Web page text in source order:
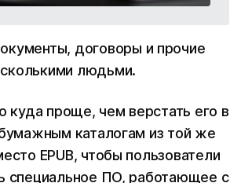
договоры и прочие
людьми.
проще, чем верстать его в
бумажным каталогам из той же
EPUB, чтобы пользователи
специальное ПО, работающее с